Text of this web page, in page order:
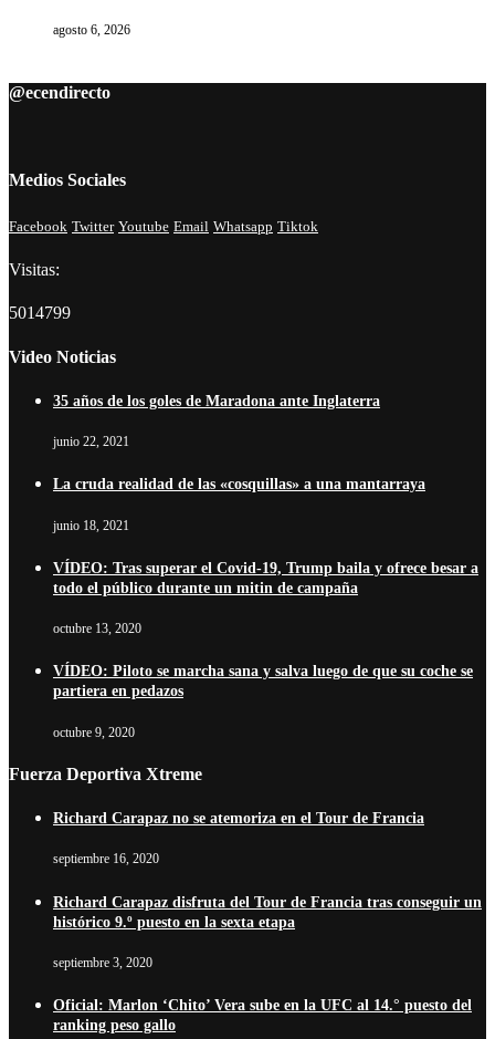
agosto 6, 2026
@ecendirecto
Medios Sociales
Facebook Twitter Youtube Email Whatsapp Tiktok
Visitas:
5014799
Video Noticias
35 años de los goles de Maradona ante Inglaterra
junio 22, 2021
La cruda realidad de las «cosquillas» a una mantarraya
junio 18, 2021
VÍDEO: Tras superar el Covid-19, Trump baila y ofrece besar a
todo el público durante un mitin de campaña
octubre 13, 2020
VÍDEO: Piloto se marcha sana y salva luego de que su coche se
partiera en pedazos
octubre 9, 2020
Fuerza Deportiva Xtreme
Richard Carapaz no se atemoriza en el Tour de Francia
septiembre 16, 2020
Richard Carapaz disfruta del Tour de Francia tras conseguir un
histórico 9.º puesto en la sexta etapa
septiembre 3, 2020
Oficial: Marlon ‘Chito’ Vera sube en la UFC al 14.° puesto del
ranking peso gallo